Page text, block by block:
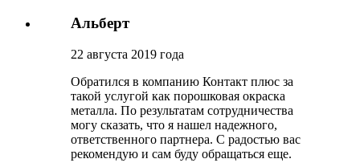
Альберт
22 августа 2019 года
Обратился в компанию Контакт плюс за
такой услугой как порошковая окраска
металла. По результатам сотрудничества
могу сказать, что я нашел надежного,
ответственного партнера. С радостью вас
рекомендую и сам буду обращаться еще.